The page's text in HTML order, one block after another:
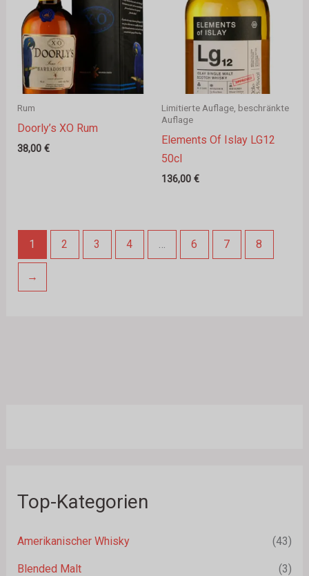
Top-Kategorien
Amerikanischer Whisky (43)
Blended Malt (3)
Rum
Doorly’s XO Rum
38,00 €
Limitierte Auflage, beschränkte
Auflage
Elements Of Islay LG12
50cl
136,00 €
1 2 3 4 … 6 7 8
→